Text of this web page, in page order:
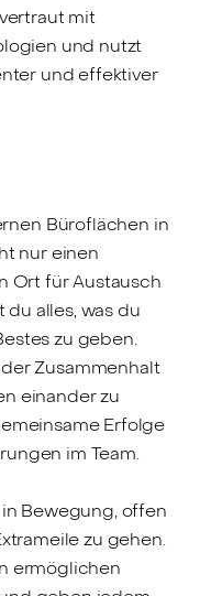
mit
und nutzt
und effektiver
Büroflächen in
nur einen
Ort für Austausch
alles, was du
zu geben.
Zusammenhalt
einander zu
Erfolge
im Team.
Bewegung, offen
zu gehen.
ermöglichen